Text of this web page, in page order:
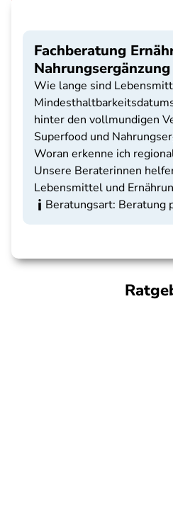
Fachberatung
Wie lange sind
hinter den vollmundigen
Superfood und
Woran erkenne ich
Unsere Beraterinnen
Lebensmittel und
Beratungsart: Beratung